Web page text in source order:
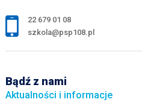
22 679 01 08
szkola@psp108.pl
Bądź z nami
Aktualności i informacje